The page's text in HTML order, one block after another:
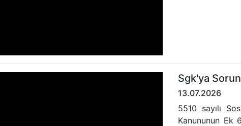
Sgk'ya Sorun
13.07.2026
5510 sayılı
Kanununun Ek